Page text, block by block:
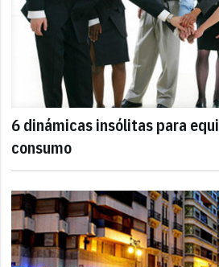
6 dinámicas insólitas para
consumo